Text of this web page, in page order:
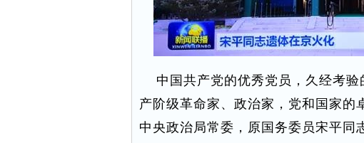
中国共产党的优秀党员，久经考验
产阶级革命家、政治家，党和国家的
中央政治局常委，原国务委员宋平同